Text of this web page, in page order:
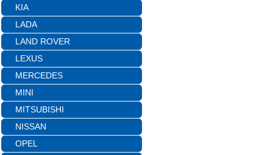
KIA
LADA
LAND ROVER
LEXUS
MERCEDES
MINI
MITSUBISHI
NISSAN
OPEL